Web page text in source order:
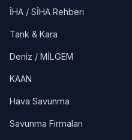
İHA / SİHA Rehberi
Tank & Kara
Deniz / MİLGEM
KAAN
Hava Savunma
Savunma Firmaları